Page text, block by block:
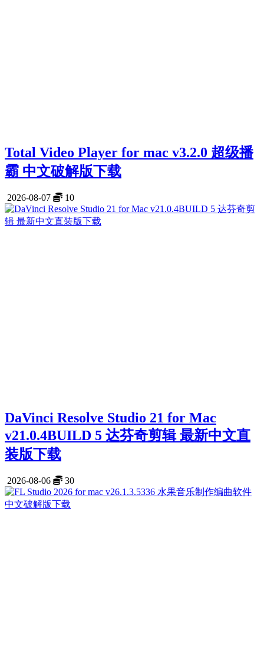
Total Video Player for mac v3.2.0 超级播
霸 中文破解版下载
2026-08-07 10
DaVinci Resolve Studio 21 for Mac
v21.0.4BUILD 5 达芬奇剪辑 最新中文直
装版下载
2026-08-06 30